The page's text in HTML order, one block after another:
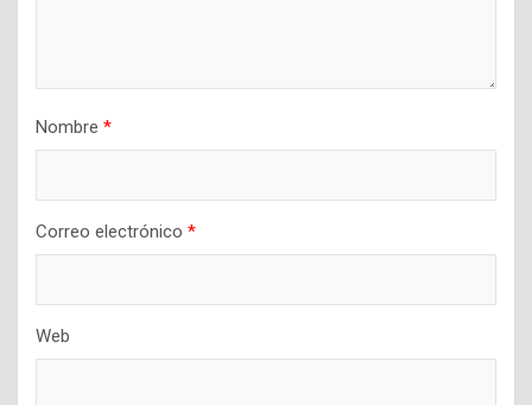
Nombre *
Correo electrónico *
Web